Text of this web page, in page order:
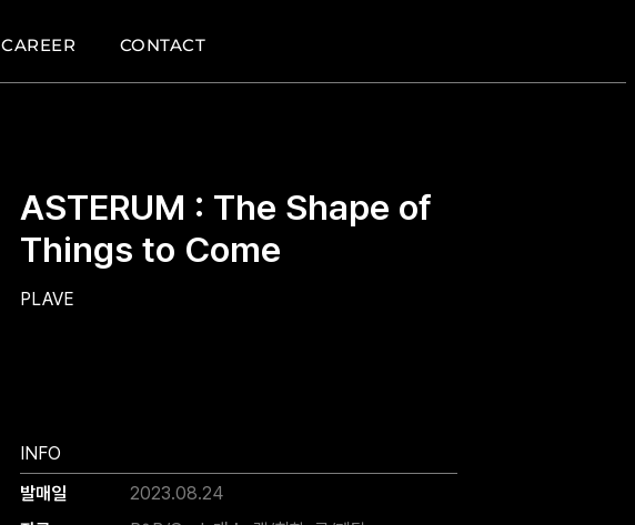
CAREER CONTACT
ASTERUM : The Shape of
Things to Come
PLAVE
INFO
발매일
2023.08.24